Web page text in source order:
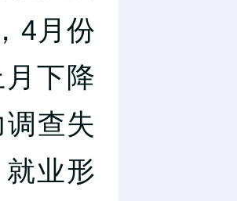
4月份
下降
查失
业形